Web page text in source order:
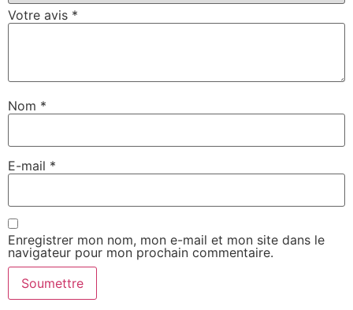
Votre avis *
Nom *
E-mail *
Enregistrer mon nom, mon e-mail et mon site dans le
navigateur pour mon prochain commentaire.